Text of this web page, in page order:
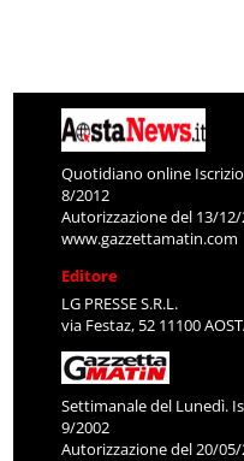
Quotidiano online
8/2012
Autorizzazione del 13/12/
www.gazzettamatin.com
Editore
LG PRESSE S.R.L.
via Festaz, 52 11100
Settimanale del Lunedì.
9/2002
Autorizzazione del 20/05/